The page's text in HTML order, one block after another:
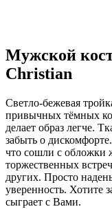
Мужской
Christian
Светло-бежевая
привычных тёмных
делает образ легче.
забыть о
что сошли с обложки
торжественных
других. Просто
уверенность. Хотите
сыграет с Вами.